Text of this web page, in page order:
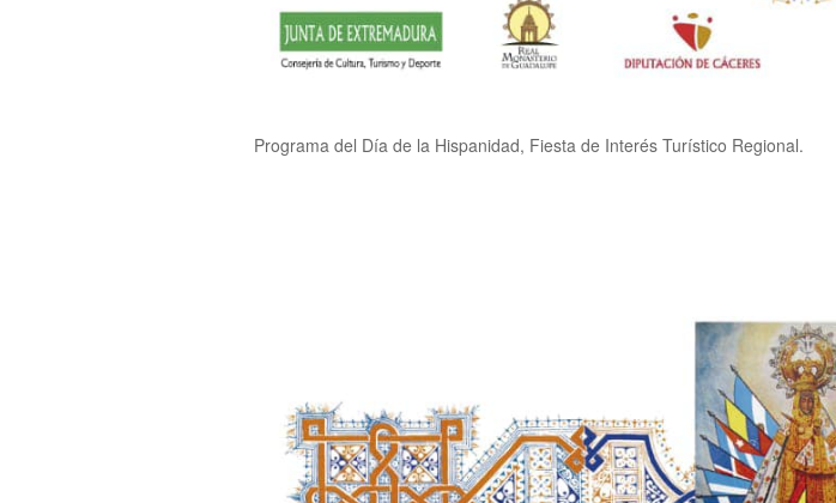
Programa del Día de la Hispanidad, Fiesta de Interés Turístico Regional.